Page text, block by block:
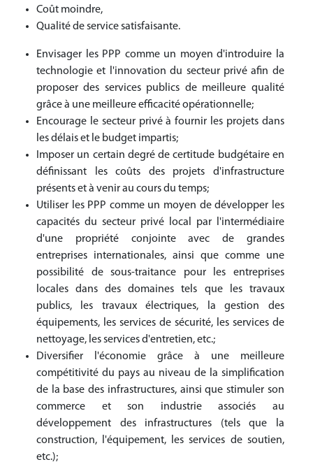
Coût moindre,
Qualité de service satisfaisante.
Envisager les PPP comme un moyen d'introduire la
technologie et l'innovation du secteur privé afin de
proposer des services publics de meilleure qualité
grâce à une meilleure efficacité opérationnelle;
Encourage le secteur privé à fournir les projets dans
les délais et le budget impartis;
Imposer un certain degré de certitude budgétaire en
définissant les coûts des projets d'infrastructure
présents et à venir au cours du temps;
Utiliser les PPP comme un moyen de développer les
capacités du secteur privé local par l'intermédiaire
d'une propriété conjointe avec de grandes
entreprises internationales, ainsi que comme une
possibilité de sous-traitance pour les entreprises
locales dans des domaines tels que les travaux
publics, les travaux électriques, la gestion des
équipements, les services de sécurité, les services de
nettoyage, les services d'entretien, etc.;
Diversifier l'économie grâce à une meilleure
compétitivité du pays au niveau de la simplification
de la base des infrastructures, ainsi que stimuler son
commerce et son industrie associés au
développement des infrastructures (tels que la
construction, l'équipement, les services de soutien,
etc.);